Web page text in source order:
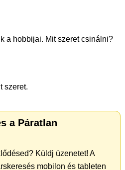
a hobbijai. Mit szeret csinálni?
szeret.
a Páratlan
Küldj üzenetet! A
mobilon és tableten